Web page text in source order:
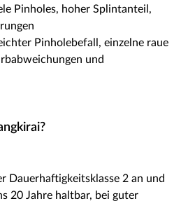
Pinholes, hoher Splintanteil,
Pinholebefall, einzelne raue
und
Dauerhaftigkeitsklasse 2 an und
20 Jahre haltbar, bei guter